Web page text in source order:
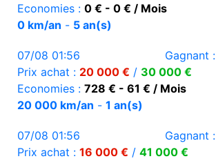
Economies : 0 € - 0 € / Mois
0 km/an - 5 an(s)
07/08 01:56 Gagnant :
Prix achat : 20 000 € / 30 000 €
Economies : 728 € - 61 € / Mois
20 000 km/an - 1 an(s)
07/08 01:56 Gagnant :
Prix achat : 16 000 € / 41 000 €